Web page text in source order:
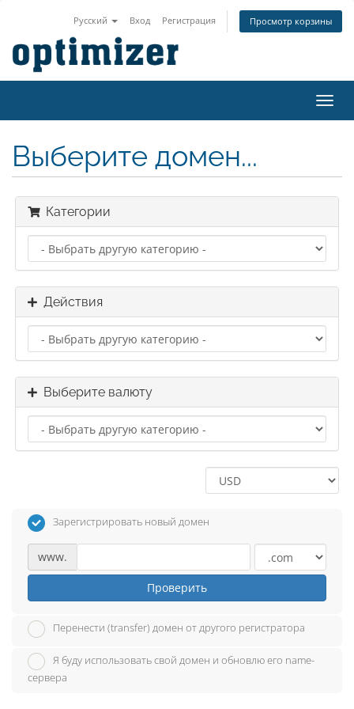
Русский Вход Регистрация Просмотр корзины
Выберите домен...
Категории
Действия
Выберите валюту
Зарегистрировать новый домен
www.
Проверить
Перенести (transfer) домен от другого регистратора
Я буду использовать свой домен и обновлю его name-
сервера